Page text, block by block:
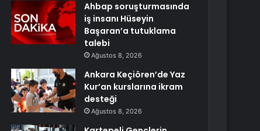
Ahbap soruşturmasında
iş insanı Hüseyin
Başaran’a tutuklama
talebi
Ağustos 8, 2026
Ankara Keçiören’de Yaz
Kur’an kurslarına ikram
desteği
Ağustos 8, 2026